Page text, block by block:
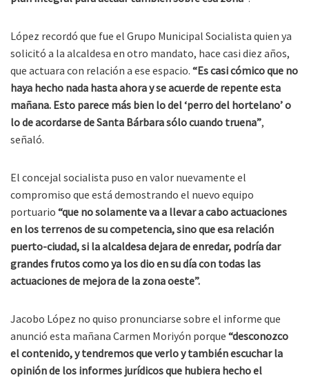
López recordó que fue el Grupo Municipal Socialista quien ya
solicitó a la alcaldesa en otro mandato, hace casi diez años,
que actuara con relación a ese espacio. “Es casi cómico que no
haya hecho nada hasta ahora y se acuerde de repente esta
mañana. Esto parece más bien lo del ‘perro del hortelano’ o
lo de acordarse de Santa Bárbara sólo cuando truena”,
señaló.
El concejal socialista puso en valor nuevamente el
compromiso que está demostrando el nuevo equipo
portuario “que no solamente va a llevar a cabo actuaciones
en los terrenos de su competencia, sino que esa relación
puerto-ciudad, si la alcaldesa dejara de enredar, podría dar
grandes frutos como ya los dio en su día con todas las
actuaciones de mejora de la zona oeste”.
Jacobo López no quiso pronunciarse sobre el informe que
anunció esta mañana Carmen Moriyón porque “desconozco
el contenido, y tendremos que verlo y también escuchar la
opinión de los informes jurídicos que hubiera hecho el